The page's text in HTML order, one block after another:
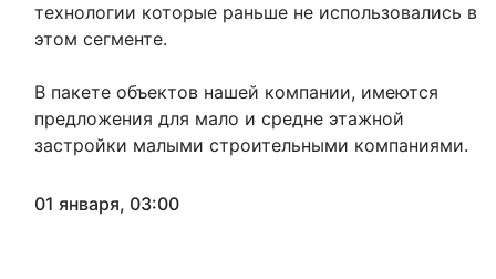
технологии которые раньше не использовались в
этом сегменте.
В пакете объектов нашей компании, имеются
предложения для мало и средне этажной
застройки малыми строительными компаниями.
01 января, 03:00